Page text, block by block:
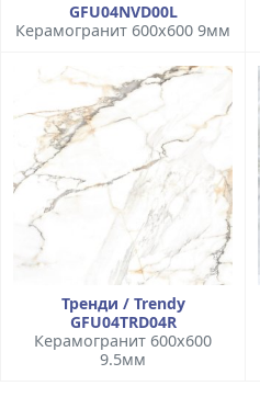
GFU04NVD00L
Керамогранит 600x600 9мм
Тренди / Trendy
GFU04TRD04R
Керамогранит 600x600
9.5мм